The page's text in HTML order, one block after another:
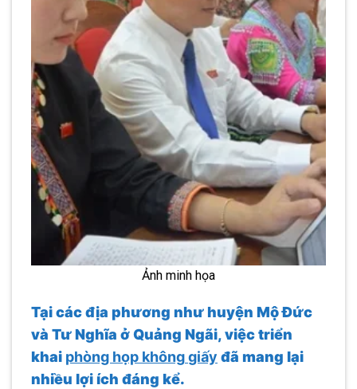
Ảnh minh họa
Tại các địa phương như huyện Mộ Đức
và Tư Nghĩa ở Quảng Ngãi, việc triển
khai phòng họp khônggiấy đã mang lại
nhiều lợi ích đáng kể.